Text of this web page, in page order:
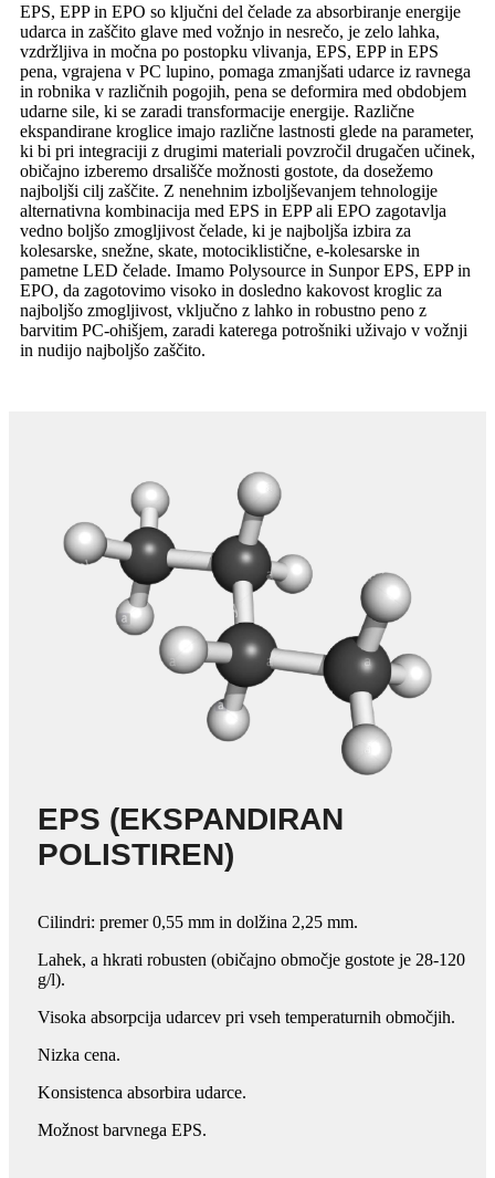
EPS, EPP in EPO so ključni del čelade za absorbiranje energije
udarca in zaščito glave med vožnjo in nesrečo, je zelo lahka,
vzdržljiva in močna po postopku vlivanja, EPS, EPP in EPS
pena, vgrajena v PC lupino, pomaga zmanjšati udarce iz ravnega
in robnika v različnih pogojih, pena se deformira med obdobjem
udarne sile, ki se zaradi transformacije energije. Različne
ekspandirane kroglice imajo različne lastnosti glede na parameter,
ki bi pri integraciji z drugimi materiali povzročil drugačen učinek,
običajno izberemo drsališče možnosti gostote, da dosežemo
najboljši cilj zaščite. Z nenehnim izboljševanjem tehnologije
alternativna kombinacija med EPS in EPP ali EPO zagotavlja
vedno boljšo zmogljivost čelade, ki je najboljša izbira za
kolesarske, snežne, skate, motociklistične, e-kolesarske in
pametne LED čelade. Imamo Polysource in Sunpor EPS, EPP in
EPO, da zagotovimo visoko in dosledno kakovost kroglic za
najboljšo zmogljivost, vključno z lahko in robustno peno z
barvitim PC-ohišjem, zaradi katerega potrošniki uživajo v vožnji
in nudijo najboljšo zaščito.
EPS (EKSPANDIRAN
POLISTIREN)
Cilindri: premer 0,55 mm in dolžina 2,25 mm.
Lahek, a hkrati robusten (običajno območje gostote je 28-120
g/l).
Visoka absorpcija udarcev pri vseh temperaturnih območjih.
Nizka cena.
Konsistenca absorbira udarce.
Možnost barvnega EPS.